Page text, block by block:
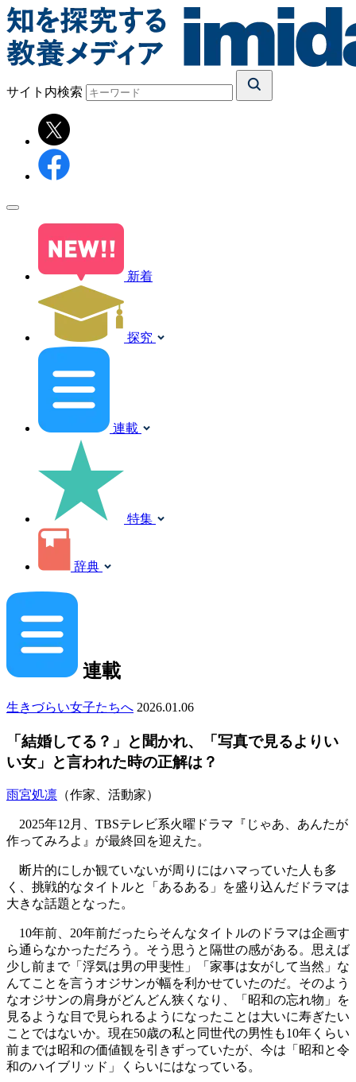
サイト内検索
新着
探究
連載
特集
辞典
連載
生きづらい女子たちへ 2026.01.06
「結婚してる？」と聞かれ、「写真で見るよりい
い女」と言われた時の正解は？
雨宮処凛 （作家、活動家）
2025年12月、TBSテレビ系火曜ドラマ『じゃあ、あんたが
作ってみろよ』が最終回を迎えた。
断片的にしか観ていないが周りにはハマっていた人も多
く、挑戦的なタイトルと「あるある」を盛り込んだドラマは
大きな話題となった。
10年前、20年前だったらそんなタイトルのドラマは企画す
ら通らなかっただろう。そう思うと隔世の感がある。思えば
少し前まで「浮気は男の甲斐性」「家事は女がして当然」な
んてことを言うオジサンが幅を利かせていたのだ。そのよう
なオジサンの肩身がどんどん狭くなり、「昭和の忘れ物」を
見るような目で見られるようになったことは大いに寿ぎたい
ことではないか。現在50歳の私と同世代の男性も10年くらい
前までは昭和の価値観を引きずっていたが、今は「昭和と令
和のハイブリッド」くらいにはなっている。